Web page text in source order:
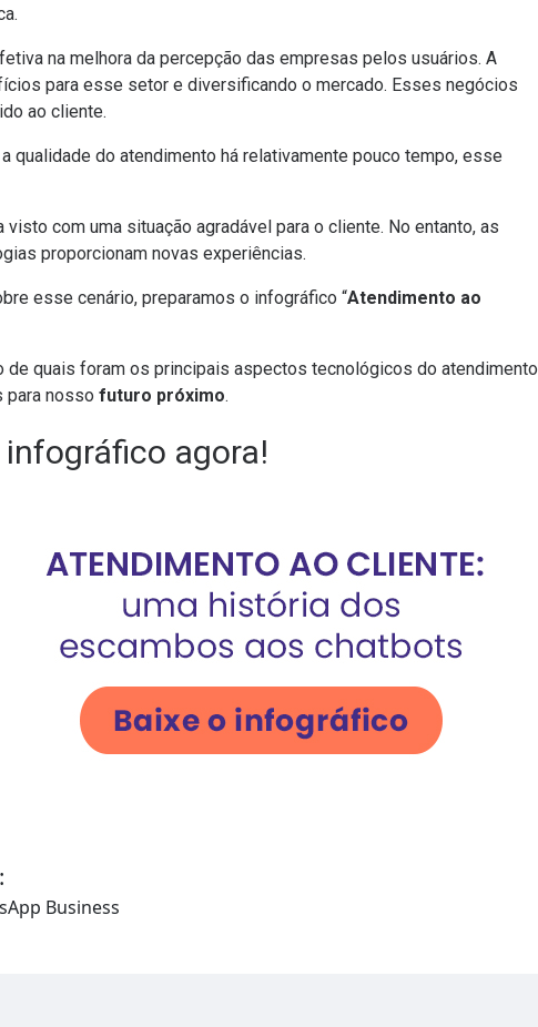
na melhora da percepção das empresas pelos usuários. A
para esse setor e diversificando o mercado. Esses negócios
ao cliente.
qualidade do atendimento há relativamente pouco tempo, esse
com uma situação agradável para o cliente. No entanto, as
proporcionam novas experiências.
esse cenário, preparamos o infográfico “Atendimento ao
de quais foram os principais aspectos tecnológicos do atendimento
para nossofuturo próximo.
infográfico agora!
Business